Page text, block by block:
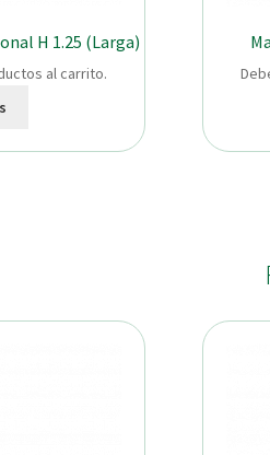
H 1.25 (Larga)
al carrito.